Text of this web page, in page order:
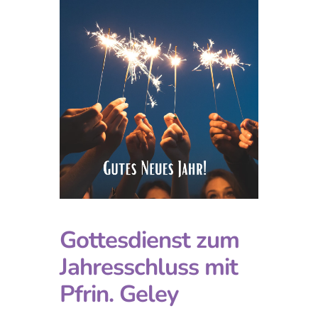
Gottesdienst zum
Jahresschluss mit
Pfrin. Geley